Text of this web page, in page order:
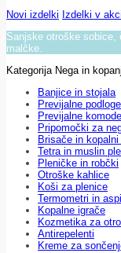
Novi izdelki Izdelki v
Sanjske otroške sobice,
malčke.
Kategorija Nega in
Banjice in stojala
Previjalne podloge
Previjalne komode
Pripomočki za
Brisače in
Tetra in muslin
Pleničke in robčki
Otroške kahlice
Koši za plenice
Termometri in
Kopalne igrače
Kozmetika za
Antirepelenti
Kreme za